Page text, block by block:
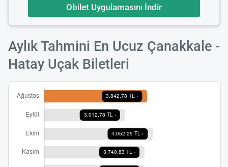
Obilet Uygulamasını İndir
Aylık Tahmini En Ucuz Çanakkale -
Hatay Uçak Biletleri